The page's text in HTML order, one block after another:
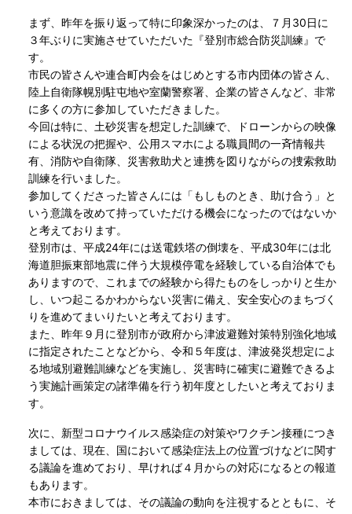
まず、昨年を振り返って特に印象深かったのは、７月30日に
３年ぶりに実施させていただいた『登別市総合防災訓練』で
す。
市民の皆さんや連合町内会をはじめとする市内団体の皆さん、
陸上自衛隊幌別駐屯地や室蘭警察署、企業の皆さんなど、非常
に多くの方に参加していただきました。
今回は特に、土砂災害を想定した訓練で、ドローンからの映像
による状況の把握や、公用スマホによる職員間の一斉情報共
有、消防や自衛隊、災害救助犬と連携を図りながらの捜索救助
訓練を行いました。
参加してくださった皆さんには「もしものとき、助け合う」と
いう意識を改めて持っていただける機会になったのではないか
と考えております。
登別市は、平成24年には送電鉄塔の倒壊を、平成30年には北
海道胆振東部地震に伴う大規模停電を経験している自治体でも
ありますので、これまでの経験から得たものをしっかりと生か
し、いつ起こるかわからない災害に備え、安全安心のまちづく
りを進めてまいりたいと考えております。
また、昨年９月に登別市が政府から津波避難対策特別強化地域
に指定されたことなどから、令和５年度は、津波発災想定によ
る地域別避難訓練などを実施し、災害時に確実に避難できるよ
う実施計画策定の諸準備を行う初年度としたいと考えておりま
す。
次に、新型コロナウイルス感染症の対策やワクチン接種につき
ましては、現在、国において感染症法上の位置づけなどに関す
る議論を進めており、早ければ４月からの対応になるとの報道
もあります。
本市におきましては、その議論の動向を注視するとともに、そ